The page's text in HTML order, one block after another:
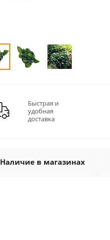
Быстрая и
удобная
доставка
Наличие в магазинах